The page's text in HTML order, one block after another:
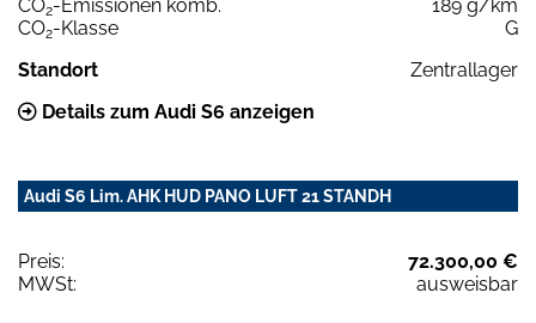
CO2-Emissionen komb.
189 g/km
CO2-Klasse
G
Standort
Zentrallager
Details zum Audi S6 anzeigen
Audi S6 Lim. AHK HUD PANO LUFT 21 STANDH
Preis:
72.300,00 €
MWSt:
ausweisbar